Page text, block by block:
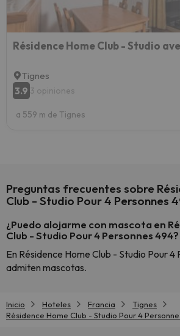
Tignes
3.9 3 opiniones
a 559 m de Tignes
Preguntas frecuentes sobre
Club - Studio Pour 4 Personnes
¿Puedo alojarme con mascota en
Club - Studio Pour 4 Personnes 494?
En Résidence Home Club - Studio Pour 4
admiten mascotas.
Inicio Hoteles Francia
Tignes
Résidence Home Club - Studio Pour 4